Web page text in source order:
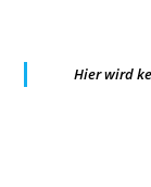
Hier wird